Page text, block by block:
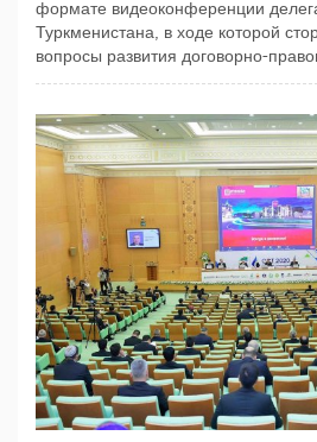
формате видеоконференции
Туркменистана, в ходе которой
вопросы развития договорно-